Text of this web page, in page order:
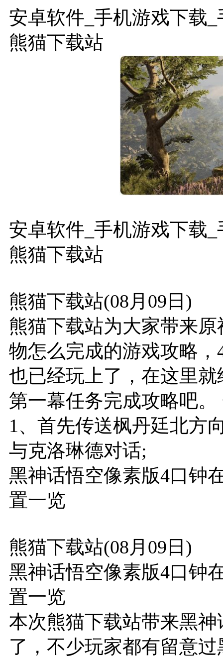
安卓软件_手机游戏下载
熊猫下载站
安卓软件_手机游戏下载
熊猫下载站
熊猫下载站(08月09日)
熊猫下载站为大家带来
物怎么完成的游戏攻略
也已经玩上了，在这里
第一幕任务完成攻略吧
1、首先传送枫丹廷北方
与克洛琳德对话;
黑神话悟空像素版4口钟
置一览
熊猫下载站(08月09日)
黑神话悟空像素版4口钟
置一览
本次熊猫下载站带来黑
了，不少玩家都有留意